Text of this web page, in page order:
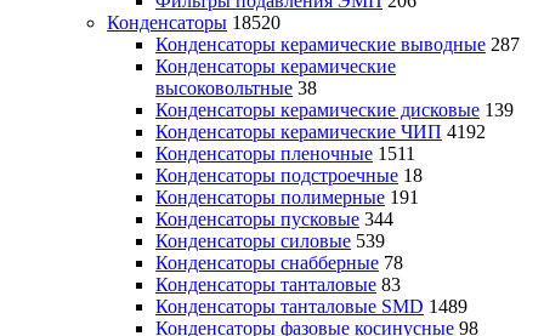
Конденсаторы 18520
Конденсаторы керамические выводные 287
Конденсаторы керамические
высоковольтные 38
Конденсаторы керамические дисковые 139
Конденсаторы керамические ЧИП 4192
Конденсаторы пленочные 1511
Конденсаторы подстроечные 18
Конденсаторы полимерные 191
Конденсаторы пусковые 344
Конденсаторы силовые 539
Конденсаторы снабберные 78
Конденсаторы танталовые 83
Конденсаторы танталовые SMD 1489
Конденсаторы фазовые косинусные 98